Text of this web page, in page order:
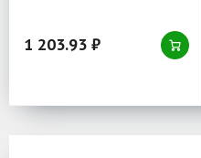
1 203.93 ₽